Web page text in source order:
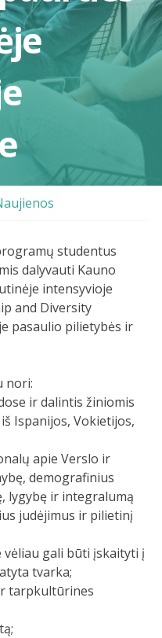
studentus
dalyvauti Kauno
intensyvioje
and Diversity
pasaulio pilietybės ir
nori:
ir dalintis žiniomis
Ispanijos, Vokietijos,
apie Verslo ir
demografinius
lygybę ir integralumą
judėjimus ir pilietinį
vėliau gali būti įskaityti į
tvarka;
tarpkultūrines